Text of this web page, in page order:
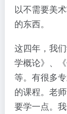
以不需要美
的东西。
这四年，我
学概论》、
等。有很多
的课程。老
要学一点。